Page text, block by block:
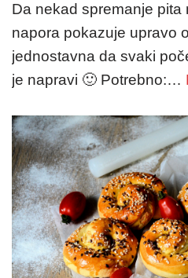
Da nekad spremanje pita
napora pokazuje upravo
jednostavna da svaki
je napravi 🙂 Potrebno:…